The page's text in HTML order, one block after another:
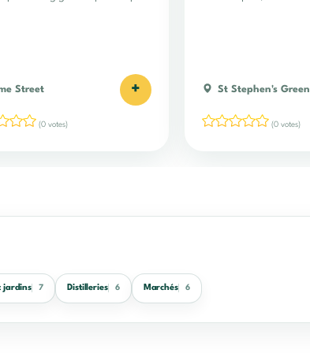
Street +
(0 votes)
St Stephen's Green
(0 votes)
jardins 7 Distilleries 6 Marchés 6